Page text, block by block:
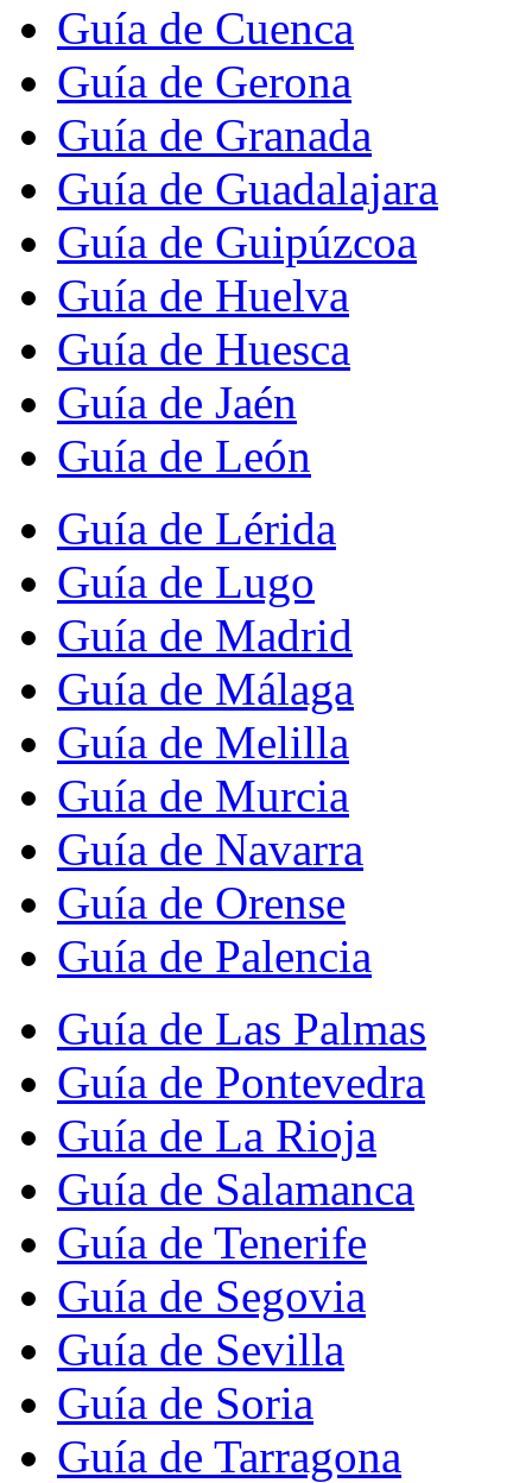
Guía de Cuenca
Guía de Gerona
Guía de Granada
Guía de Guadalajara
Guía de Guipúzcoa
Guía de Huelva
Guía de Huesca
Guía de Jaén
Guía de León
Guía de Lérida
Guía de Lugo
Guía de Madrid
Guía de Málaga
Guía de Melilla
Guía de Murcia
Guía de Navarra
Guía de Orense
Guía de Palencia
Guía de Las Palmas
Guía de Pontevedra
Guía de La Rioja
Guía de Salamanca
Guía de Tenerife
Guía de Segovia
Guía de Sevilla
Guía de Soria
Guía de Tarragona